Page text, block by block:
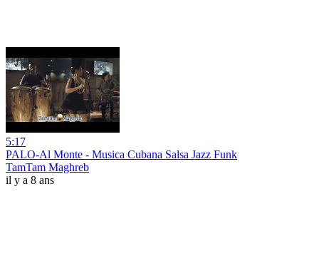
5:17
PALO-Al Monte - Musica Cubana Salsa Jazz Funk
TamTam Maghreb
il y a 8 ans